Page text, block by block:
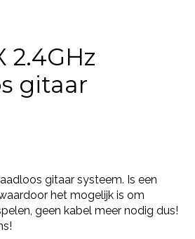
2.4GHz
gitaar
gitaar systeem. Is een
het mogelijk is om
geen kabel meer nodig dus!